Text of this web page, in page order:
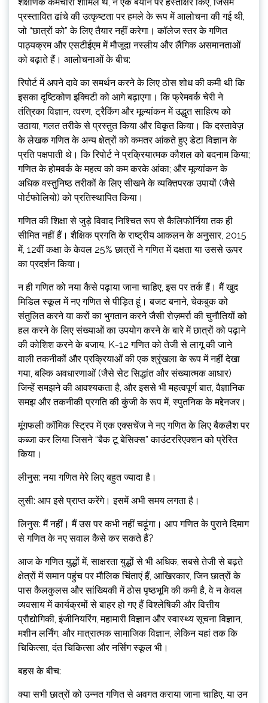
प्रस्तावित ढांचे की उत्कृष्टता पर हमले के रूप में आलोचना की गई थी,
जो “छात्रों को” के लिए तैयार नहीं करेगा। कॉलेज स्तर के गणित
पाठ्यक्रम और एसटीईएम में मौजूदा नस्लीय और लैंगिक असमानताओं
को बढ़ाते हैं। आलोचनाओं के बीच:
रिपोर्ट में अपने दावे का समर्थन करने के लिए ठोस शोध की कमी थी कि
इसका दृष्टिकोण इक्विटी को आगे बढ़ाएगा। कि फ्रेमवर्क चेरी ने
तंत्रिका विज्ञान, त्वरण, ट्रैकिंग और मूल्यांकन में उद्धृत साहित्य को
उठाया, गलत तरीके से प्रस्तुत किया और विकृत किया। कि दस्तावेज़
के लेखक गणित के अन्य क्षेत्रों को कमतर आंकते हुए डेटा विज्ञान के
प्रति पक्षपाती थे। कि रिपोर्ट ने प्रक्रियात्मक कौशल को बदनाम किया;
गणित के होमवर्क के महत्व को कम करके आंका; और मूल्यांकन के
अधिक वस्तुनिष्ठ तरीकों के लिए सीखने के व्यक्तिपरक उपायों (जैसे
पोर्टफोलियो) को प्रतिस्थापित किया।
गणित की शिक्षा से जुड़े विवाद निश्चित रूप से कैलिफोर्निया तक ही
सीमित नहीं हैं। शैक्षिक प्रगति के राष्ट्रीय आकलन के अनुसार, 2015
में, 12वीं कक्षा के केवल 25% छात्रों ने गणित में दक्षता या उससे ऊपर
का प्रदर्शन किया।
न ही गणित को नया कैसे पढ़ाया जाना चाहिए, इस पर तर्क हैं। मैं खुद
मिडिल स्कूल में नए गणित से पीड़ित हूं। बजट बनाने, चेकबुक को
संतुलित करने या करों का भुगतान करने जैसी रोज़मर्रा की चुनौतियों को
हल करने के लिए संख्याओं का उपयोग करने के बारे में छात्रों को पढ़ाने
की कोशिश करने के बजाय, K-12 गणित को तेजी से लागू की जाने
वाली तकनीकों और प्रक्रियाओं की एक श्रृंखला के रूप में नहीं देखा
गया, बल्कि अवधारणाओं (जैसे सेट सिद्धांत और संख्यात्मक आधार)
जिन्हें समझने की आवश्यकता है, और इससे भी महत्वपूर्ण बात, वैज्ञानिक
समझ और तकनीकी प्रगति की कुंजी के रूप में, स्पुतनिक के मद्देनजर।
मूंगफली कॉमिक स्ट्रिप में एक एक्सचेंज ने नए गणित के लिए बैकलैश पर
कब्जा कर लिया जिसने “बैक टू बेसिक्स” काउंटररिएक्शन को प्रेरित
किया।
लीनुस: नया गणित मेरे लिए बहुत ज्यादा है।
लुसी: आप इसे प्राप्त करेंगे। इसमें अभी समय लगता है।
लिनुस: मैं नहीं। मैं उस पर कभी नहीं चढ़ूंगा। आप गणित के पुराने दिमाग
से गणित के नए सवाल कैसे कर सकते हैं?
आज के गणित युद्धों में, साक्षरता युद्धों से भी अधिक, सबसे तेजी से बढ़ते
क्षेत्रों में समान पहुंच पर मौलिक चिंताएं हैं, आखिरकार, जिन छात्रों के
पास कैलकुलस और सांख्यिकी में ठोस पृष्ठभूमि की कमी है, वे न केवल
व्यवसाय में कार्यक्रमों से बाहर हो गए हैं विश्लेषिकी और वित्तीय
प्रौद्योगिकी, इंजीनियरिंग, महामारी विज्ञान और स्वास्थ्य सूचना विज्ञान,
मशीन लर्निंग, और मात्रात्मक सामाजिक विज्ञान, लेकिन यहां तक ​​​​कि
चिकित्सा, दंत चिकित्सा और नर्सिंग स्कूल भी।
बहस के बीच:
क्या सभी छात्रों को उन्नत गणित से अवगत कराया जाना चाहिए, या उन